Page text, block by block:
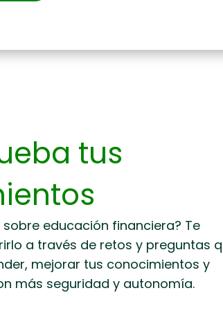
tus
educación financiera? Te
a través de retos y preguntas
mejorar tus conocimientos y
más seguridad y autonomía.